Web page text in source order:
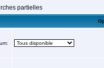
partielles